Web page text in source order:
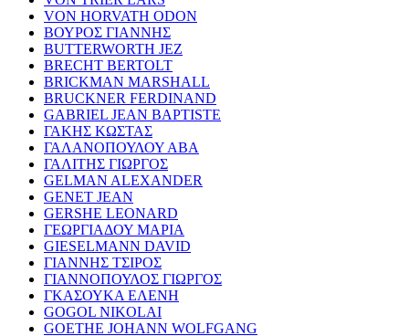
VON HORVATH ODON
ΒΟΥΡΟΣ ΓΙΑΝΝΗΣ
BUTTERWORTH JEZ
BRECHT BERTOLT
BRICKMAN MARSHALL
BRUCKNER FERDINAND
GABRIEL JEAN BAPTISTE
ΓΑΚΗΣ ΚΩΣΤΑΣ
ΓΑΛΑΝΟΠΟΥΛΟΥ ΑΒΑ
ΓΑΛΙΤΗΣ ΓΙΩΡΓΟΣ
GELMAN ALEXANDER
GENET JEAN
GERSHE LEONARD
ΓΕΩΡΓΙΑΔΟΥ ΜΑΡΙΑ
GIESELMANN DAVID
ΓΙΑΝΝΗΣ ΤΣΙΡΟΣ
ΓΙΑΝΝΟΠΟΥΛΟΣ ΓΙΩΡΓΟΣ
ΓΚΑΣΟΥΚΑ ΕΛΕΝΗ
GOGOL NIKOLAI
GOETHE JOHANN WOLFGANG